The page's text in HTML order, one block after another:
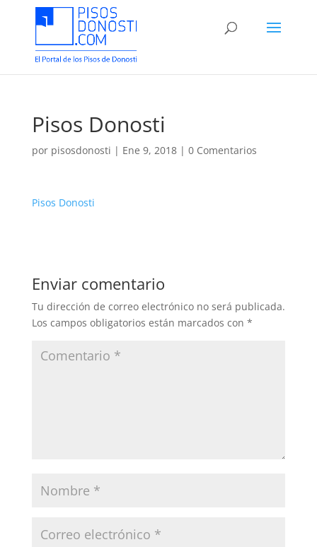
Pisos Donosti
por pisosdonosti | Ene 9, 2018| 0 Comentarios
Pisos Donosti
Enviar comentario
Tu dirección de correo electrónico no será publicada.
Los campos obligatorios están marcados con *